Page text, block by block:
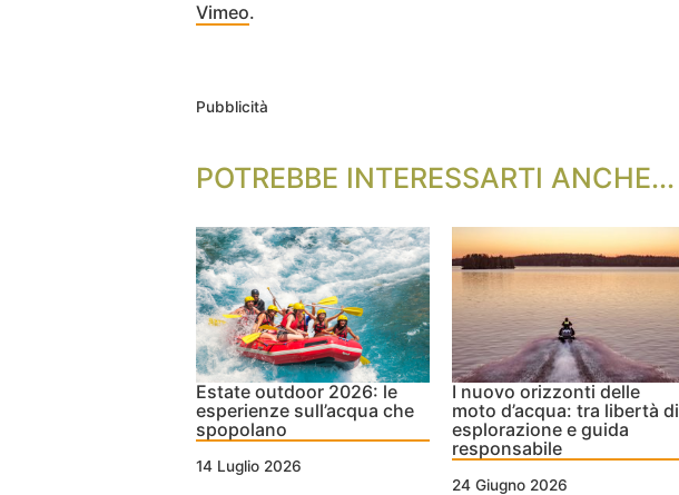
Vimeo.
Pubblicità
POTREBBE INTERESSARTI ANCHE...
Estate outdoor 2026: le
esperienze sull’acqua che
spopolano
14 Luglio 2026
I nuovo orizzonti delle
moto d’acqua: tra libertà di
esplorazione e guida
responsabile
24 Giugno 2026